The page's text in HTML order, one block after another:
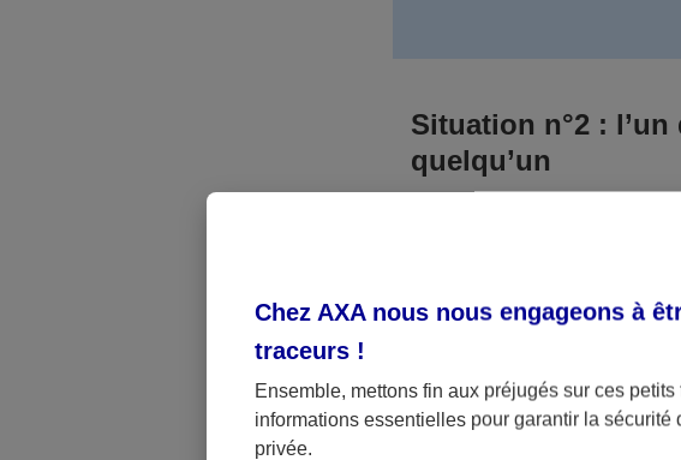
Situation n°2 :
quelqu’un
responsable. Aux yeux de
médicaux et éventuelles
Néanmoins, si aucun
a été victime votre petit-fils
Chez AXA nous nous engageons à
traceurs !
Ensemble, mettons fin aux préjugés sur ces
informations essentielles pour garantir la
privée.